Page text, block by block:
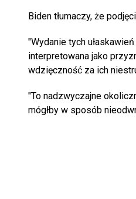
Biden tłumaczy, że
"Wydanie tych
interpretowana jako
wdzięczność za ich
"To nadzwyczajne
mógłby w sposób